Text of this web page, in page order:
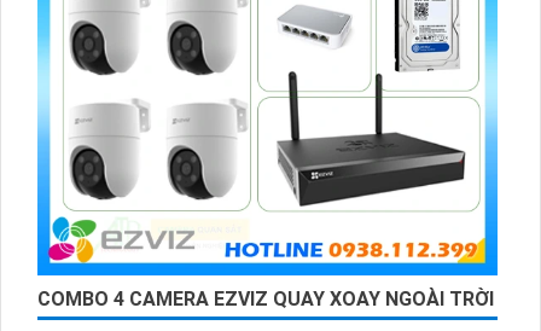
COMBO 4 CAMERA EZVIZ QUAY XOAY NGOÀI TRỜI